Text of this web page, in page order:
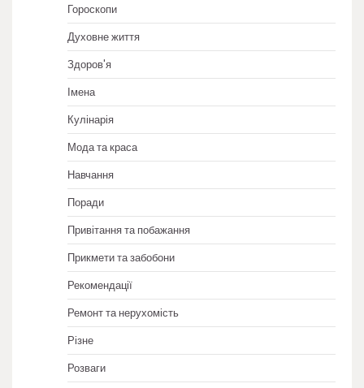
Гороскопи
Духовне життя
Здоров'я
Імена
Кулінарія
Мода та краса
Навчання
Поради
Привітання та побажання
Прикмети та забобони
Рекомендації
Ремонт та нерухомість
Різне
Розваги